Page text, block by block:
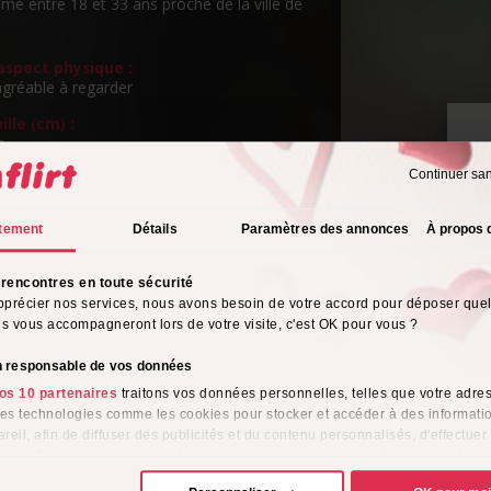
Continuer
Détails Paramètres des annonces À propos
rencontres en toute sécurité
nos services, nous avons besoin de votre accord pour déposer
vous accompagneront lors de votre visite, c'est OK pour vous ?
responsable de vos données
10 partenaires traitons vos données personnelles, telles que votre
technologies comme les cookies pour stocker et accéder à des
afin de diffuser des publicités et du contenu personnalisés, d'effectuer
favorisant ainsi le développement de services. Vous avez le choix quant à
physique :
à regarder
(cm) :
de cheveux :
:
sexuelle :
vestimentaire :
(Bon Chic Bon Genre)